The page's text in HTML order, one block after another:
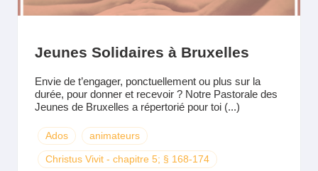
Jeunes Solidaires à Bruxelles
Envie de t’engager, ponctuellement ou plus sur la
durée, pour donner et recevoir ? Notre Pastorale des
Jeunes de Bruxelles a répertorié pour toi (...)
Ados animateurs
Christus Vivit - chapitre 5; § 168-174